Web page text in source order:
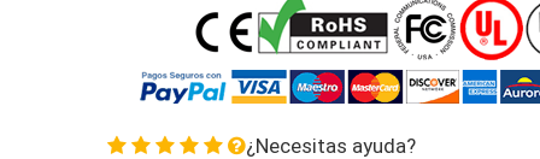
¿Necesitas ayuda?